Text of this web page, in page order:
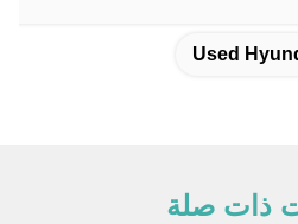
Used
ذات صلة